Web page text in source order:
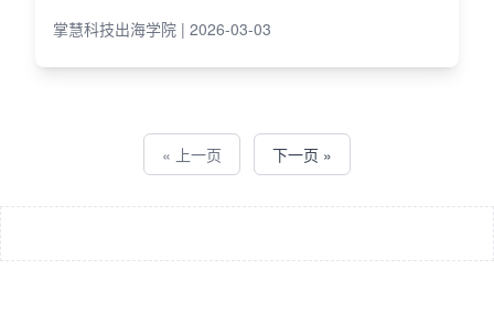
掌慧科技出海学院 | 2026-03-03
« 上一页 下一页 »